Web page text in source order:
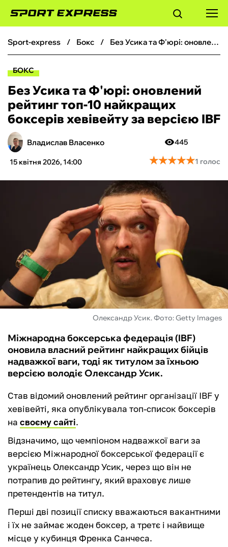
ФУТБОЛ
БОКС
ХОКЕЙ
ТЕНІС
ФУТЗАЛ
ІНШІ
БУКМЕКЕРИ
sport-express бокс Без Усика та Ф'юрі: оновлений рейтинг топ-10 найкращих боксерів хевівейту за версією IBF
БОКС
Без Усика та Ф'юрі: оновлений
рейтинг топ-10 найкращих
боксерів хевівейту за версією IBF
Владислав Власенко
15 квітня 2026, 14:00
445
★★★★★
★★★★★1 голос
Олександр Усик. Фото: Getty Images
Міжнародна боксерська федерація (IBF)
оновила власний рейтинг найкращих бійців
надважкої ваги, тоді як титулом за їхньою
версією володіє Олександр Усик.
Став відомий оновлений рейтинг організації IBF у
хевівейті, яка опублікувала топ-список боксерів
на своєму сайті.
Відзначимо, що чемпіоном надважкої ваги за
версією Міжнародної боксерської федерації є
українець Олександр Усик, через що він не
потрапив до рейтингу, який враховує лише
претендентів на титул.
Перші дві позиції списку вважаються вакантними
і їх не займає жоден боксер, а третє і найвище
місце у кубинця Френка Санчеса.